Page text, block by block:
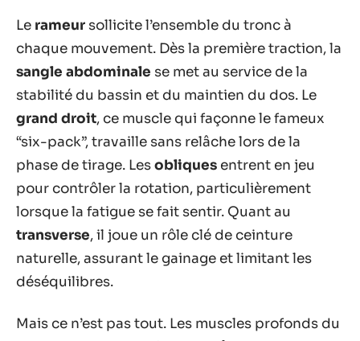
Le rameur sollicite l’ensemble du tronc à
chaque mouvement. Dès la première traction, la
sangle abdominale se met au service de la
stabilité du bassin et du maintien du dos. Le
grand droit, ce muscle qui façonne le fameux
“six-pack”, travaille sans relâche lors de la
phase de tirage. Lesobliques entrent en jeu
pour contrôler la rotation, particulièrement
lorsque la fatigue se fait sentir. Quant au
transverse, il joue un rôle clé de ceinture
naturelle, assurant le gainage et limitant les
déséquilibres.
Mais ce n’est pas tout. Les muscles profonds du